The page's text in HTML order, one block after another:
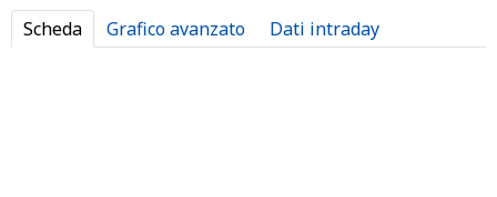
Scheda Grafico avanzato Dati intraday